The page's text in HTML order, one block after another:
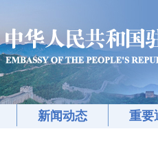
新闻动态 重要